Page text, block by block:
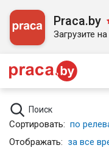
Praca.by
Загрузите
Поиск
Сортировать: по
Отображать: за все